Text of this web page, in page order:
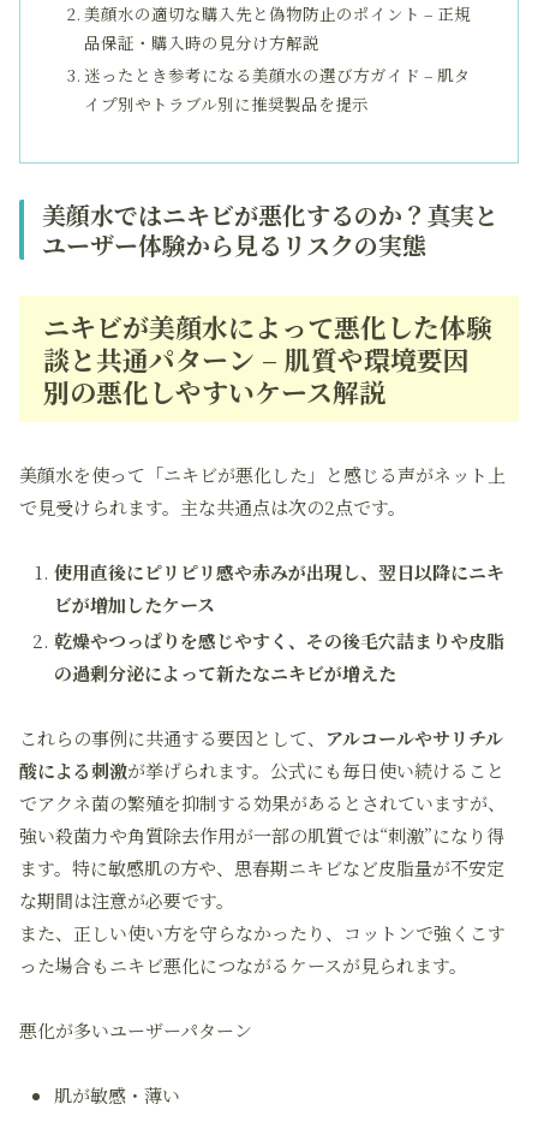
美顔水の適切な購入先と偽物防止のポイント – 正規
品保証・購入時の見分け方解説
迷ったとき参考になる美顔水の選び方ガイド – 肌タ
イプ別やトラブル別に推奨製品を提示
美顔水ではニキビが悪化するのか？真実と
ユーザー体験から見るリスクの実態
ニキビが美顔水によって悪化した体験
談と共通パターン – 肌質や環境要因
別の悪化しやすいケース解説
美顔水を使って「ニキビが悪化した」と感じる声がネット上
で見受けられます。主な共通点は次の2点です。
使用直後にピリピリ感や赤みが出現し、翌日以降にニキ
ビが増加したケース
乾燥やつっぱりを感じやすく、その後毛穴詰まりや皮脂
の過剰分泌によって新たなニキビが増えた
これらの事例に共通する要因として、 アルコールやサリチル
酸による刺激が挙げられます。公式にも毎日使い続けること
でアクネ菌の繁殖を抑制する効果があるとされていますが、
強い殺菌力や角質除去作用が一部の肌質では“刺激”になり得
ます。特に敏感肌の方や、思春期ニキビなど皮脂量が不安定
な期間は注意が必要です。
また、正しい使い方を守らなかったり、コットンで強くこす
った場合もニキビ悪化につながるケースが見られます。
悪化が多いユーザーパターン
肌が敏感・薄い